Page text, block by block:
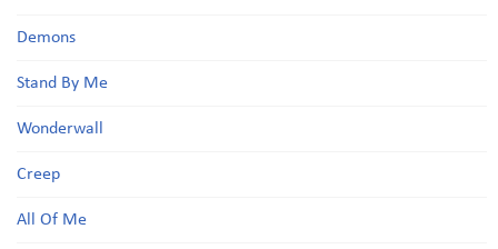
Demons
Stand By Me
Wonderwall
Creep
All Of Me